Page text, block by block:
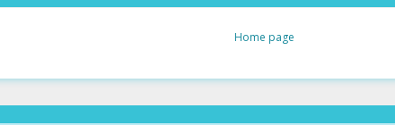
Home page